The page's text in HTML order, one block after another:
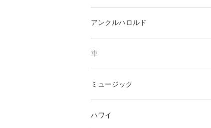
アンクルハロルド
車
ミュージック
ハワイ